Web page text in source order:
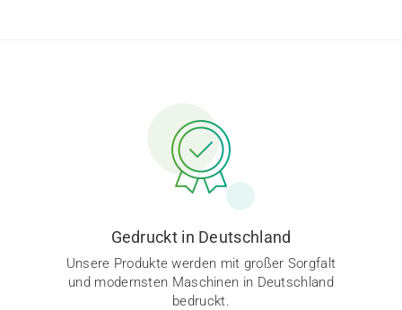
Gedruckt in Deutschland
Unsere Produkte werden mit großer Sorgfalt
und modernsten Maschinen in Deutschland
bedruckt.